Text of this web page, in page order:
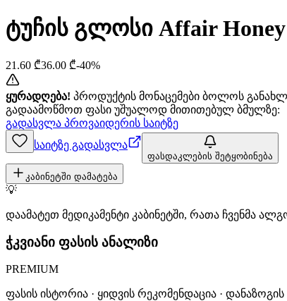
ტუჩის გლოსი Affair Honey
21.60 ₾36.00 ₾-40%
ყურადღება! პროდუქტის მონაცემები ბოლოს
გადაამოწმოთ ფასი უშუალოდ მითითებულ ბმულზე:
გადასვლა პროვაიდერის საიტზე
საიტზე გადასვლა
ფასდაკლების შეტყობინება
კაბინეტში დამატება
💡
დაამატეთ მედიკამენტი კაბინეტში, რათა ჩვენმა
ჭკვიანი ფასის ანალიზი
PREMIUM
ფასის ისტორია · ყიდვის რეკომენდაცია ·